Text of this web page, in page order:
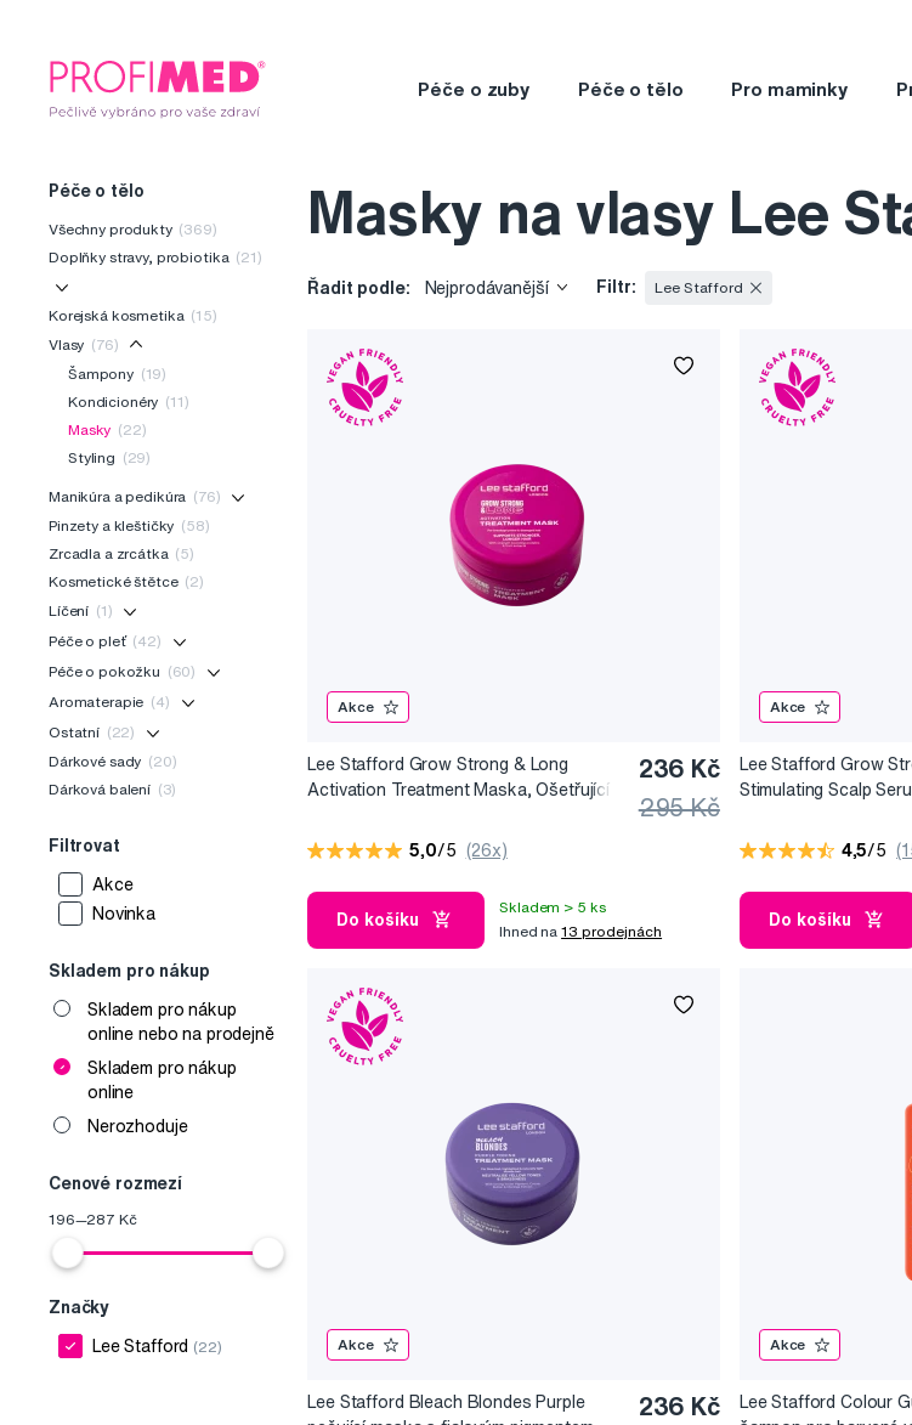
Péče o zuby Péče o tělo Pro maminky
Péče o tělo
Všechny produkty (369)
Doplňky stravy, probiotika (21)
Korejská kosmetika (15)
Vlasy (76)
Šampony (19)
Kondicionéry (11)
Masky (22)
Styling (29)
Manikúra a pedikúra (76)
Pinzety a kleštičky (58)
Zrcadla a zrcátka (5)
Kosmetické štětce (2)
Líčení (1)
Péče o pleť (42)
Péče o pokožku (60)
Aromaterapie (4)
Ostatní (22)
Dárkové sady (20)
Dárková balení (3)
Filtrovat
Akce
Novinka
Skladem pro nákup
Skladem pro nákup
online nebo na prodejně
Skladem pro nákup
online
Nerozhoduje
Cenové rozmezí
196—287 Kč
Značky
Lee Stafford (22)
Masky na vlasy Lee
Řadit podle: Nejprodávanější Filtr: Lee Stafford
Akce
Lee Stafford Grow Strong & Long
Activation Treatment Maska, Ošetřující
236 Kč
295 Kč
5,0/5 (26x)
Do košíku
Skladem > 5 ks
Ihned na13 prodejnách
Akce
Lee Stafford Grow
Stimulating Scalp
4,5/5
Do košíku
Akce
Lee Stafford Bleach Blondes Purple
236 Kč
Akce
Lee Stafford Colour